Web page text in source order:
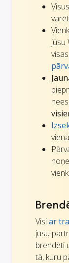
jūsu
Visiar
jūsu
brendēti
tā, kuru